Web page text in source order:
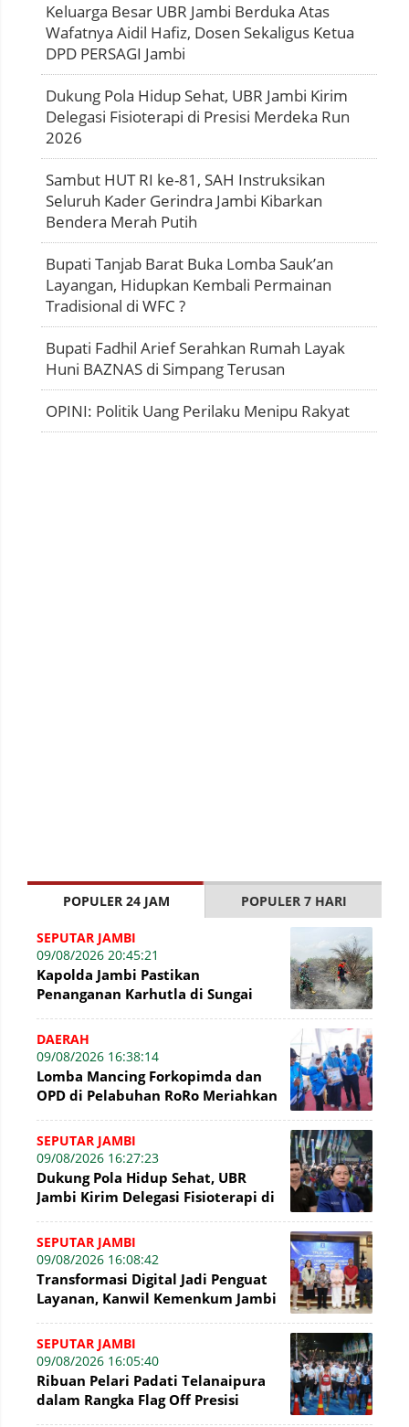
Keluarga Besar UBR Jambi Berduka Atas
Wafatnya Aidil Hafiz, Dosen Sekaligus Ketua
DPD PERSAGI Jambi
Dukung Pola Hidup Sehat, UBR Jambi Kirim
Delegasi Fisioterapi di Presisi Merdeka Run
2026
Sambut HUT RI ke-81, SAH Instruksikan
Seluruh Kader Gerindra Jambi Kibarkan
Bendera Merah Putih
Bupati Tanjab Barat Buka Lomba Sauk’an
Layangan, Hidupkan Kembali Permainan
Tradisional di WFC ?
Bupati Fadhil Arief Serahkan Rumah Layak
Huni BAZNAS di Simpang Terusan
OPINI: Politik Uang Perilaku Menipu Rakyat
POPULER 24 JAM POPULER 7 HARI
SEPUTAR JAMBI
09/08/2026 20:45:21
Kapolda Jambi Pastikan
Penanganan Karhutla di Sungai
TNI-Polri dan BP
DAERAH
09/08/2026 16:38:14
Lomba Mancing Forkopimda dan
OPD di Pelabuhan RoRo Meriahkan
Barat
SEPUTAR JAMBI
09/08/2026 16:27:23
Dukung Pola Hidup Sehat, UBR
Jambi Kirim Delegasi Fisioterapi di
SEPUTAR JAMBI
09/08/2026 16:08:42
Transformasi Digital Jadi Penguat
Layanan, Kanwil Kemenkum Jambi
SEPUTAR JAMBI
09/08/2026 16:05:40
Ribuan Pelari Padati Telanaipura
dalam Rangka Flag Off Presisi